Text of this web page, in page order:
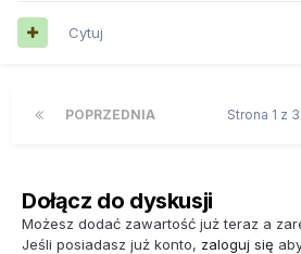
Cytuj
POPRZEDNIA Strona 1 z 3
Dołącz do dyskusji
Możesz dodać zawartość już teraz a
Jeśli posiadasz już konto, zaloguj się